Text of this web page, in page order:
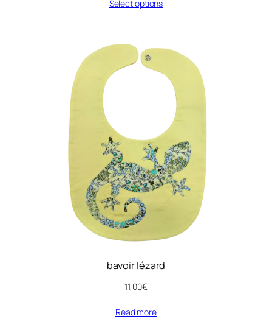
Select options
bavoir lézard
11,00€
Read more